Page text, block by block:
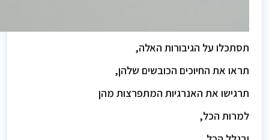
תסתכלו על הגיבורות האלה,
תראו את החיוכים הכובשים שלהן,
תרגישו את האנרגיות המתפרצות מהן
למרות הכל,